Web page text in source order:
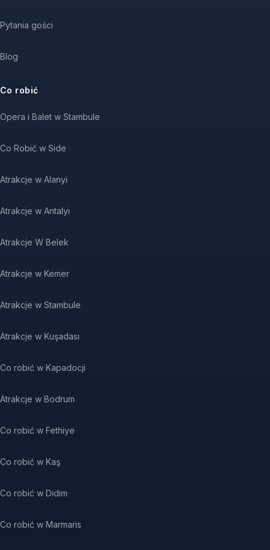
Pytania gości
Blog
Co robić
Opera i Balet w Stambule
Co Robić w Side
Atrakcje w Alanyi
Atrakcje w Antalyi
Atrakcje W Belek
Atrakcje w Kemer
Atrakcje w Stambule
Atrakcje w Kuşadası
Co robić w Kapadocji
Atrakcje w Bodrum
Co robić w Fethiye
Co robić w Kaş
Co robić w Didim
Co robić w Marmaris